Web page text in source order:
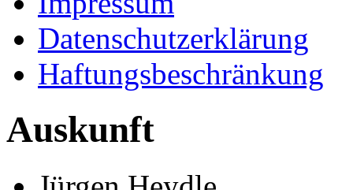
Datenschutzerklärung
Haftungsbeschränkung
Auskunft